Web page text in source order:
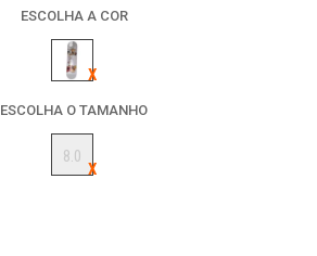
ESCOLHA A COR
ESCOLHA O TAMANHO
8.0